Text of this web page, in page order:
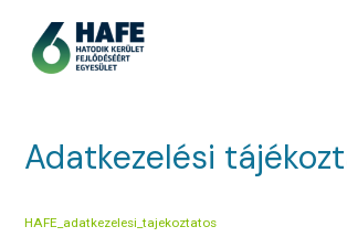
content
Adatkezelési
HAFE_adatkezelesi_tajekoztatos